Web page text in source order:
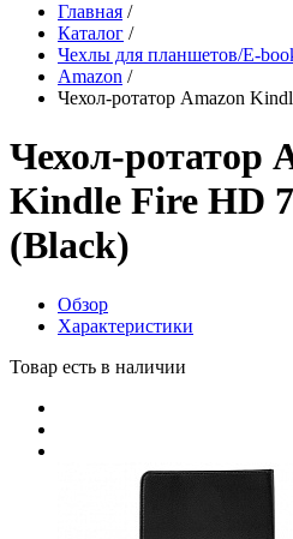
Главная /
Каталог /
Чехлы для планшетов/E-
Amazon /
Чехол-ротатор Amazon
Чехол-ротатор
Kindle Fire HD
(Black)
Обзор
Характеристики
Товар есть в наличии